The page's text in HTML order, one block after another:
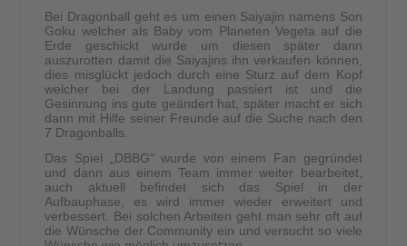
Bei Dragonball geht es um einen Saiyajin namens Son
Goku welcher als Baby vom Planeten Vegeta auf die
Erde geschickt wurde um diesen später dann
auszurotten damit die Saiyajins ihn verkaufen können,
dies misglückt jedoch durch eine Sturz auf dem Kopf
welcher bei der Landung passiert ist und die
Gesinnung ins gute geändert hat, später macht er sich
dann mit Hilfe seiner Freunde auf die Suche nach den
7 Dragonballs.
Das Spiel „DBBG“ wurde von einem Fan gegründet
und dann aus einem Team immer weiter bearbeitet,
auch aktuell befindet sich das Spiel in der
Aufbauphase, es wird immer wieder erweitert und
verbessert. Bei solchen Arbeiten geht man sehr oft auf
die Wünsche der Community ein und versucht so viele